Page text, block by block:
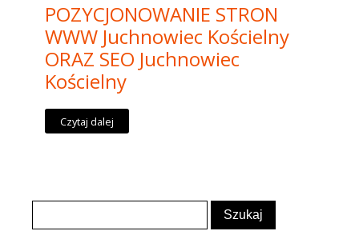
POZYCJONOWANIE STRON
WWW Juchnowiec Kościelny
ORAZ SEO Juchnowiec
Kościelny
Czytaj dalej